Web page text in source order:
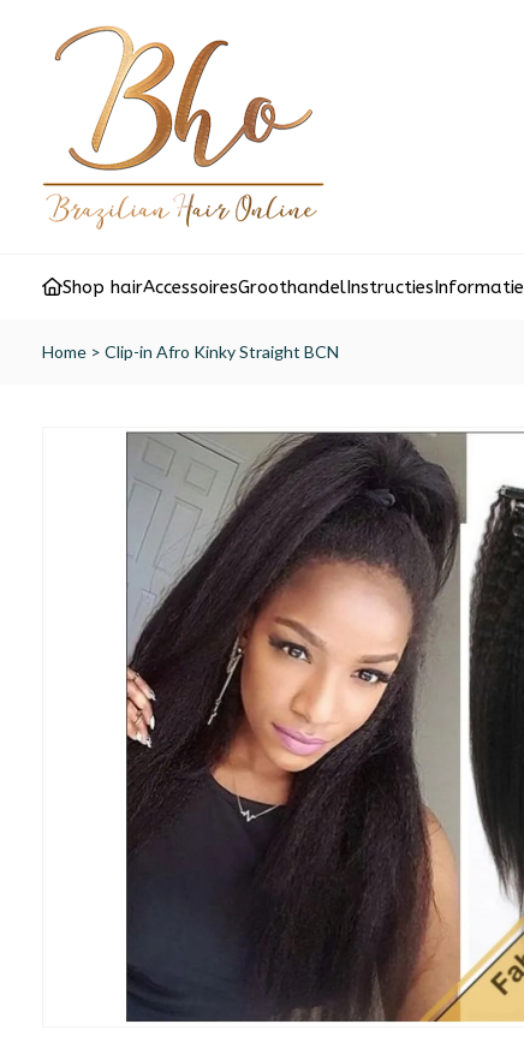
Shop hairAccessoiresGroothandelInstructiesInformatie
Home > Clip-in Afro Kinky Straight BCN